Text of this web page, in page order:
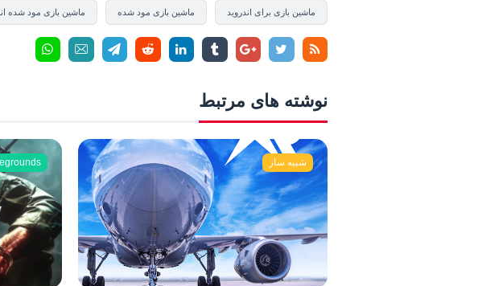
ماشین بازی برای اندروید ماشین بازی مود شده ماشین بازی مود شده
نوشته های مرتبط
شبیه ساز